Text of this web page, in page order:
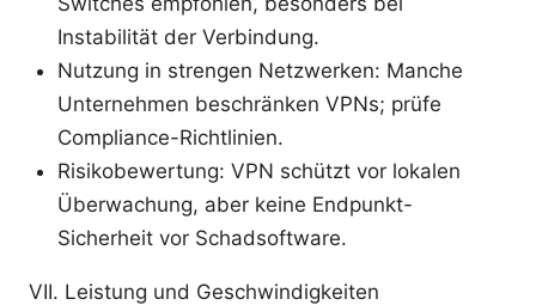
Instabilität der Verbindung.
Nutzung in strengen Netzwerken: Manche
Unternehmen beschränken VPNs; prüfe
Compliance-Richtlinien.
Risikobewertung: VPN schützt vor lokalen
Überwachung, aber keine Endpunkt-
Sicherheit vor Schadsoftware.
VII. Leistung und Geschwindigkeiten